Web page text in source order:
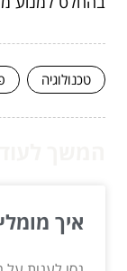
טכנולוגיה
איך